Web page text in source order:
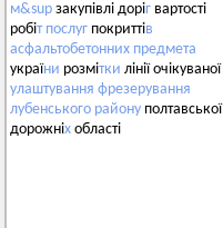
м&sup закупівлі доріг вартості
робіт послуг покриттів
асфальтобетонних предмета
україни розмітки лінії очікуваної
улаштування фрезерування
лубенського району полтавської
дорожніх області